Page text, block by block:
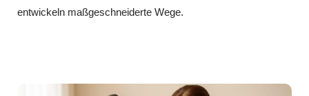
entwickeln maßgeschneiderte Wege.